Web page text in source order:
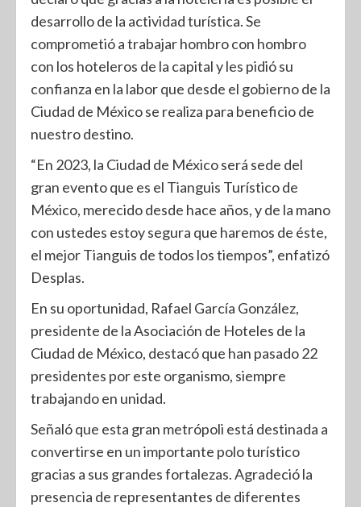
desarrollo de la actividad turística. Se
comprometió a trabajar hombro con hombro
con los hoteleros de la capital y les pidió su
confianza en la labor que desde el gobierno de la
Ciudad de México se realiza para beneficio de
nuestro destino.
“En 2023, la Ciudad de México será sede del
gran evento que es el Tianguis Turístico de
México, merecido desde hace años, y de la mano
con ustedes estoy segura que haremos de éste,
el mejor Tianguis de todos los tiempos”, enfatizó
Desplas.
En su oportunidad, Rafael García González,
presidente de la Asociación de Hoteles de la
Ciudad de México, destacó que han pasado 22
presidentes por este organismo, siempre
trabajando en unidad.
Señaló que esta gran metrópoli está destinada a
convertirse en un importante polo turístico
gracias a sus grandes fortalezas. Agradeció la
presencia de representantes de diferentes